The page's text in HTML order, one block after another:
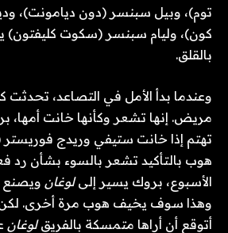
توم)، وبيل سبنسر (دون ديامونت)،
كون)، وليام سبنسر (سكوت
بالقلق.
وعندما بدأ الأمل في التصاعد، تحدثت
مريض. إنها تشعر وكأنها خانت أمها،
تهتم إذا خانت ستيفي وريدج
هوب بالتأكيد تشعر بالسوء بشأن رد
الأسبوع، بروك يسير إلىلوغان ويصنع
وهذا سوف يخيف هوب مرة أخرى. لكن
أتوقع أن أراها متمسكة بالفريقلوغان